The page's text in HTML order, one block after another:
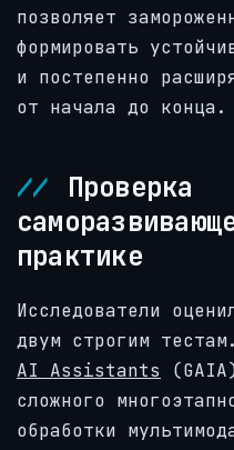
позволяет
формировать
и постепенно
от начала до конца.
Проверка
практике
Исследователи
двум строгим
AI Assistants
сложного
обработки